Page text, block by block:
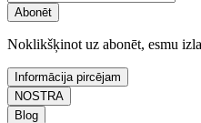
Abonēt
Noklikšķinot uz abonēt, esmu
Informācija pircējam
NOSTRA
Blog